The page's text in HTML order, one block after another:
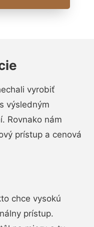
vyrobiť
výsledným
Rovnako nám
prístup a cenová
chce vysokú
prístup.